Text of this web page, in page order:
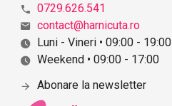
0729.626.541
contact@harnicuta.ro
Luni - Vineri • 09:00 - 19:00
Weekend • 09:00 - 17:00
Abonare la newsletter